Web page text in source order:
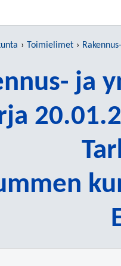
Toimielimet
ja